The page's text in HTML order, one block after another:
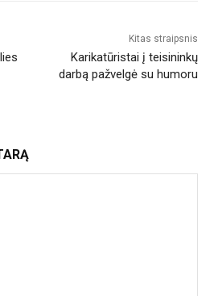
Kitas straipsnis
Karikatūristai į teisininkų
darbą pažvelgė su humoru